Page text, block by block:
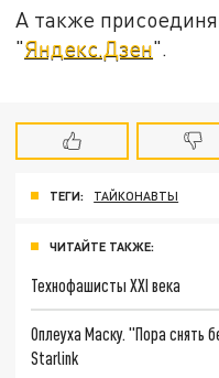
А также
"Яндекс.Дзен".
ТЕГИ: ТАЙКОНАВТЫ
ЧИТАЙТЕ ТАКЖЕ:
Технофашисты XXI века
Оплеуха Маску. "Пора снять
Starlink